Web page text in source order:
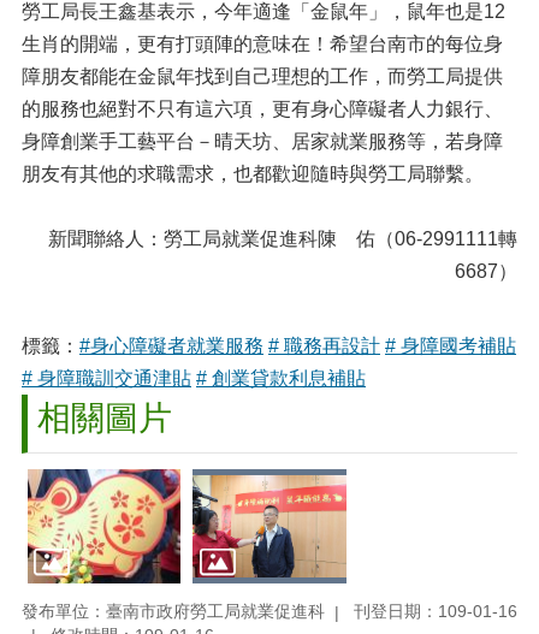
勞工局長王鑫基表示，今年適逢「金鼠年」，鼠年也是12
生肖的開端，更有打頭陣的意味在！希望台南市的每位身
障朋友都能在金鼠年找到自己理想的工作，而勞工局提供
的服務也絕對不只有這六項，更有身心障礙者人力銀行、
身障創業手工藝平台－晴天坊、居家就業服務等，若身障
朋友有其他的求職需求，也都歡迎隨時與勞工局聯繫。
新聞聯絡人：勞工局就業促進科陳 佑（06-2991111轉
6687）
標籤： #身心障礙者就業服務 # 職務再設計 # 身障國考補貼
# 身障職訓交通津貼 # 創業貸款利息補貼
相關圖片
發布單位：臺南市政府勞工局就業促進科
刊登日期：109-01-16